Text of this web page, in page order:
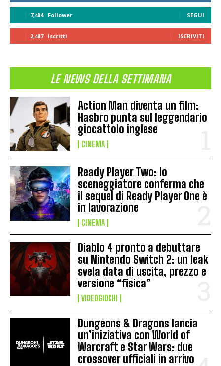
7,484 Follower SEGUI
2,487 Iscritti ISCRIVITI
LE NEWS DELLA SETTIMANA
Action Man diventa un film:
Hasbro punta sul leggendario
giocattolo inglese
CINEMA
Ready Player Two: lo
sceneggiatore conferma che
il sequel di Ready Player One è
in lavorazione
CINEMA
Diablo 4 pronto a debuttare
su Nintendo Switch 2: un leak
svela data di uscita, prezzo e
versione “fisica”
VIDEOGIOCHI
Dungeons & Dragons lancia
un’iniziativa con World of
Warcraft e Star Wars: due
crossover ufficiali in arrivo